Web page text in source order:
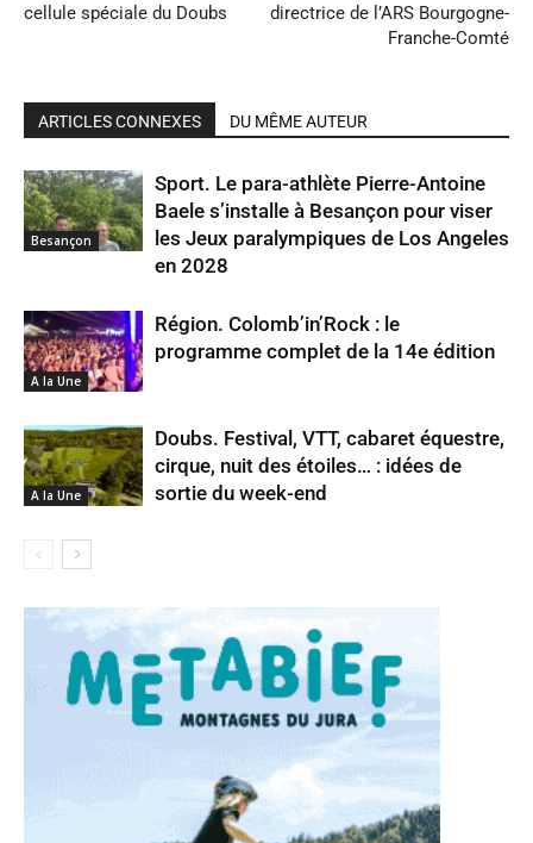
cellule spéciale du Doubs
directrice de l’ARS Bourgogne-
Franche-Comté
ARTICLES CONNEXES DU MÊME AUTEUR
Besançon
Sport. Le para-athlète Pierre-Antoine
Baele s’installe à Besançon pour viser
les Jeux paralympiques de Los Angeles
en 2028
A la Une
Région. Colomb’in’Rock : le
programme complet de la 14e édition
A la Une
Doubs. Festival, VTT, cabaret équestre,
cirque, nuit des étoiles… : idées de
sortie du week-end